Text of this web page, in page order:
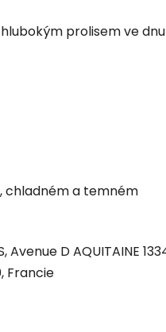
prolisem ve
chladném a temném
Avenue D AQUITAINE
Francie